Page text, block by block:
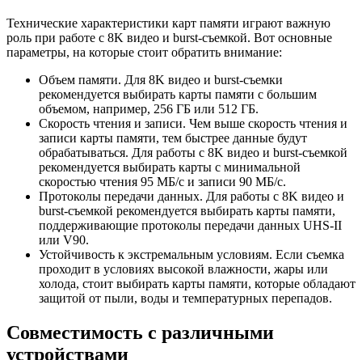
Технические характеристики карт памяти играют важную
роль при работе с 8K видео и burst-съемкой. Вот основные
параметры, на которые стоит обратить внимание:
Объем памяти. Для 8K видео и burst-съемки
рекомендуется выбирать карты памяти с большим
объемом, например, 256 ГБ или 512 ГБ.
Скорость чтения и записи. Чем выше скорость чтения и
записи карты памяти, тем быстрее данные будут
обрабатываться. Для работы с 8K видео и burst-съемкой
рекомендуется выбирать карты с минимальной
скоростью чтения 95 МБ/с и записи 90 МБ/с.
Протоколы передачи данных. Для работы с 8K видео и
burst-съемкой рекомендуется выбирать карты памяти,
поддерживающие протоколы передачи данных UHS-II
или V90.
Устойчивость к экстремальным условиям. Если съемка
проходит в условиях высокой влажности, жары или
холода, стоит выбирать карты памяти, которые обладают
защитой от пыли, воды и температурных перепадов.
Совместимость с различными
устройствами